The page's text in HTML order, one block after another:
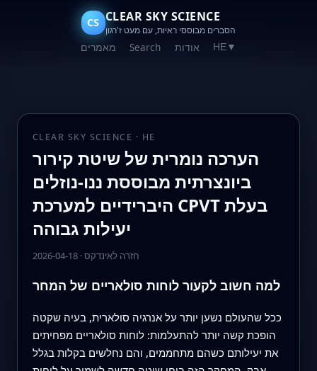
CS CLEAR SKY SCIENCE
הסברים מבוססי ראיות, עם מעט ז'רגון
מאמרים Search אודות HE▼
CLEAR SKY SCIENCE · HE
הערכה נומרית של שיטת קירור
ביונצרתית מבוססת ננו-נוזלים
היברידיים למערכת CPVT בעלת
יעילות גבוהה
2026-04-18·חזרה לאינדקס
למה חשוב לקעור לוחות סולאריים של המחר
ככל שהעולם נשען יותר על אנרגיה סולארית, בעיה שקטה
הופכת קשה יותר להתעלמות: לוחות סולאריים מפחיתים
את יעילותם כשהם מתחממים, והם נחלשים בקלות בגלל